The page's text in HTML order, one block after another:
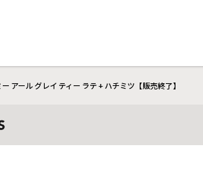
アール グレイ ティー ラテ + ハチミツ【販売終了】